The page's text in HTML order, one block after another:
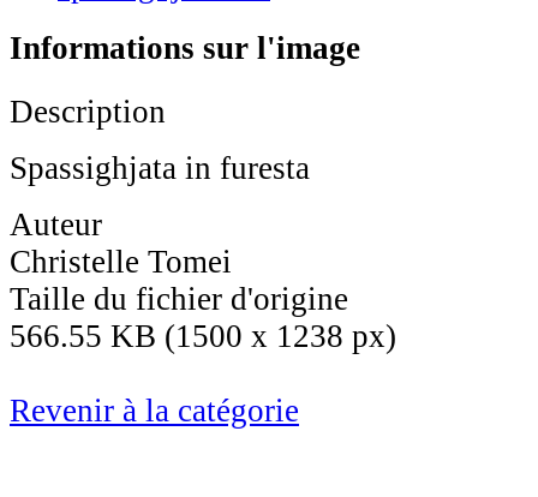
Informations sur l'image
Description
Spassighjata in furesta
Auteur
Christelle Tomei
Taille du fichier d'origine
566.55 KB (1500 x 1238 px)
Revenir à la catégorie